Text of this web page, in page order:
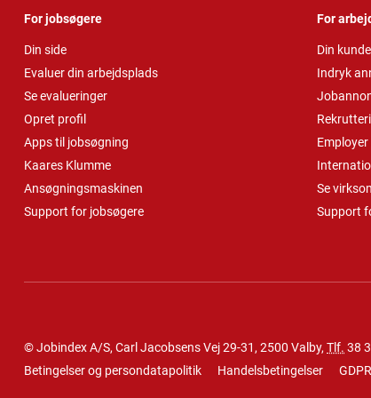
For jobsøgere
Din side
Evaluer din arbejdsplads
Se evalueringer
Opret profil
Apps til jobsøgning
Kaares Klumme
Ansøgningsmaskinen
Support for jobsøgere
For
Din
Indryk
Se
Support
© Jobindex A/S, Carl Jacobsens Vej 29-31, 2500 Valby, Tlf. 38
Betingelser og persondatapolitik
Handelsbetingelser GDPR